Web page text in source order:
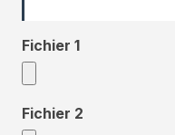
Fichier 1
Fichier 2